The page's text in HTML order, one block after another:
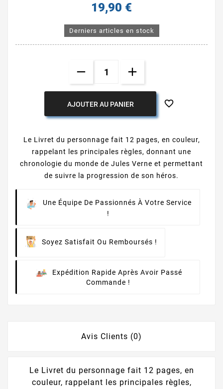
19,90 €
Derniers articles en stock
AJOUTER AU PANIER 
Le Livret du personnage fait 12 pages, en couleur,
rappelant les principales règles, donnant une
chronologie du monde de Jules Verne et permettant
de suivre la progression de son héros.
Une Équipe De Passionnés À Votre Service
!
Soyez Satisfait Ou Remboursés !
Expédition Rapide Après Avoir Passé
Commande !
Avis Clients (0)
Le Livret du personnage fait 12 pages, en
couleur, rappelant les principales règles,